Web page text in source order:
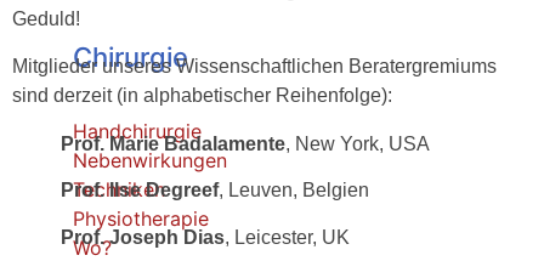
Chirurgie
Handchirurgie
Nebenwirkungen
Techniken
Physiotherapie
Wo?
Geduld!
Mitglieder unseres Wissenschaftlichen Beratergremiums
sind derzeit (in alphabetischer Reihenfolge):
Prof. Marie Badalamente, New York, USA
Prof. Ilse Degreef, Leuven, Belgien
Prof. Joseph Dias, Leicester, UK